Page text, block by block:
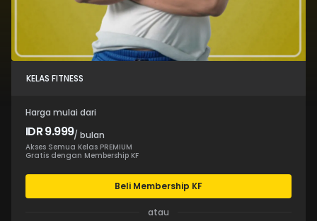
KELAS FITNESS
Harga mulai dari
IDR 9.999/ bulan
Akses Semua Kelas PREMIUM
Gratis dengan Membership KF
Beli Membership KF
atau